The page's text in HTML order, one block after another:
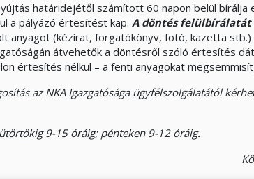
határidejétől számított 60 napon belül bírálja
a pályázó értesítést kap. A döntés
anyagot (kézirat, forgatókönyv, fotó, kazetta stb.)
átvehetők a döntésről szóló értesítés
értesítés nélkül – a fenti anyagokat
az NKA Igazgatósága ügyfélszolgálatától
9-15 óráig; pénteken 9-12 óráig.